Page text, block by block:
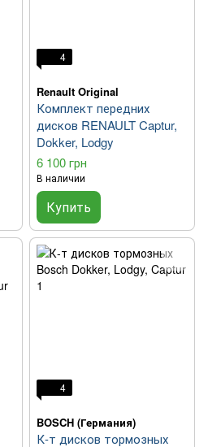
4
Renault Original
Комплект передних
дисков RENAULT Captur,
Dokker, Lodgy
6 100 грн
В наличии
Купить
4
BOSCH (Германия)
К-т дисков тормозных